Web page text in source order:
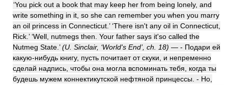
‘You pick out a book that may keep her from being lonely, and
write something in it, so she can remember you when you marry
an oil princess in Connecticut.’ ‘There isn't any oil in Connecticut,
Rick.’ ‘Well, nutmegs then. Your father says it'so called the
Nutmeg State.’(U. Sinclair, ‘World's End’, ch. 18) — - Подари ей
какую-нибудь книгу, пусть почитает от скуки, и непременно
сделай надпись, чтобы она могла вспоминать тебя, когда ты
будешь мужем коннектикутской нефтяной принцессы. - Но,